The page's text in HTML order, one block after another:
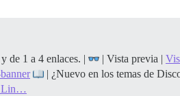
de 1 a 4 enlaces. | | Vista previa |
| ¿Nuevo en los temas de
Lin…